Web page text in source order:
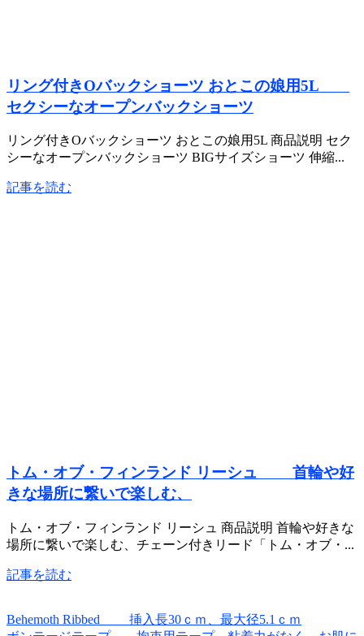
リング付きOバックショーツ おとこの娘用5L
セクシーなオープンバックショーツ
リング付きOバックショーツ おとこの娘用5L 商品説明 セク
シーなオープンバックショーツ BIGサイズショーツ 伸縮...
記事を読む
トム・オブ・フィンランド リーシュ 首輪や好
きな場所に繋いで楽しむ、
トム・オブ・フィンランド リーシュ 商品説明 首輪や好きな
場所に繋いで楽しむ、チェーン付きリード「トム・オブ・...
記事を読む
Behemoth Ribbed 挿入長30ｃｍ、最大径5.1ｃｍ